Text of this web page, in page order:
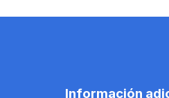
Información